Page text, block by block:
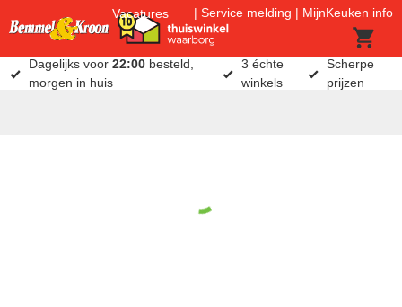
Vacatures Service melding MijnKeuken info
Dagelijks voor22:00 besteld,
morgen in huis
3 échte
winkels
Scherpe
prijzen